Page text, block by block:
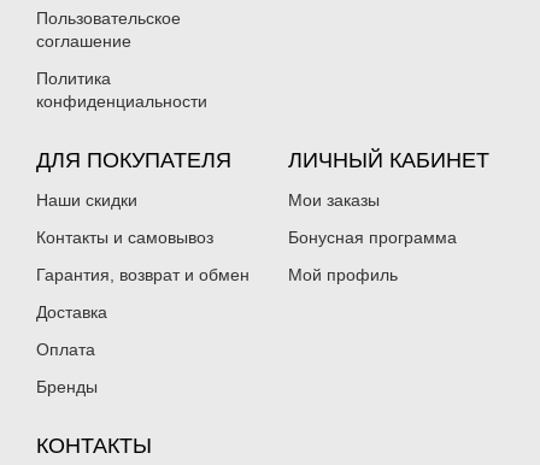
Пользовательское
соглашение
Политика
конфиденциальности
ДЛЯ ПОКУПАТЕЛЯ
Наши скидки
Контакты и самовывоз
Гарантия, возврат и обмен
Доставка
Оплата
Бренды
ЛИЧНЫЙ КАБИНЕТ
Мои заказы
Бонусная программа
Мой профиль
КОНТАКТЫ